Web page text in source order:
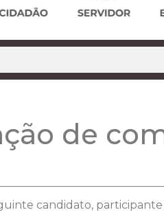
de
candidato,